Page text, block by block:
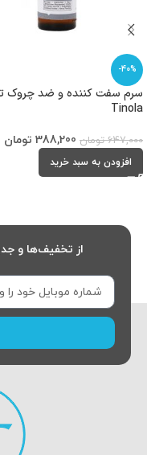
-40%
سرم سفت کننده و ضد چروک
Tinola
647,000 تومان 388,200 تومان
افزودن به سبد خرید
از تخفیف‌ها و